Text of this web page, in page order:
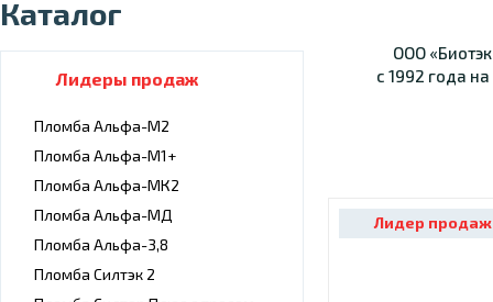
Каталог
Лидеры продаж
Пломба Альфа-М2
Пломба Альфа-М1+
Пломба Альфа-МК2
Пломба Альфа-МД
Пломба Альфа-3,8
Пломба Силтэк 2
ООО
с 1992 года
Лидер продаж